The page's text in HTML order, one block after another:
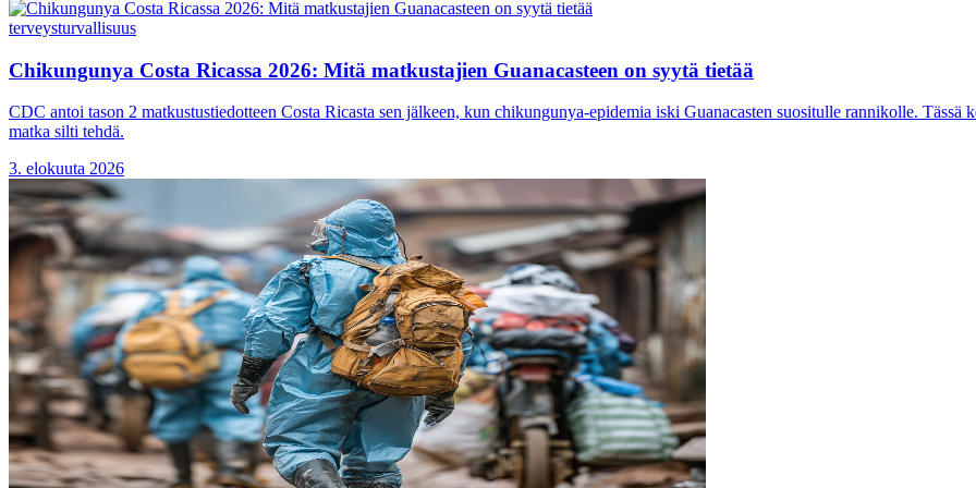
terveysturvallisuus
Chikungunya Costa Ricassa 2026: Mitä matkustajien Guanacasteen on syytä tietää
CDC antoi tason 2 matkustustiedotteen Costa Ricasta sen jälkeen, kun chikungunya-epidemia iski Guanacasten suositulle rannikolle. Tässä
matka silti tehdä.
3. elokuuta 2026